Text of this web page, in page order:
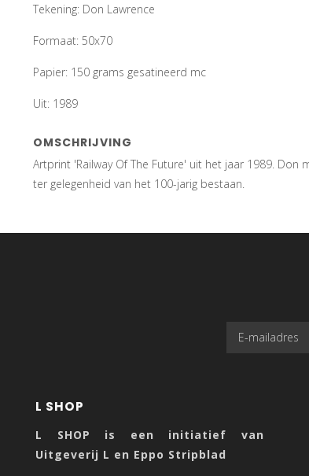
Tekening: Don Lawrence
Formaat: 50x70
Papier: 150 grams gesatineerd mc
Uit: 1989
OMSCHRIJVING
Artprint 'Railway Of The Future' uit het jaar 1989.
ter gelegenheid van het 100-jarig bestaan.
L SHOP
L SHOP is een initiatief van
Uitgeverij L en Eppo Stripblad